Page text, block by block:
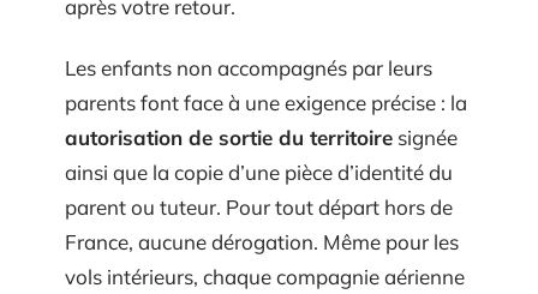
après votre retour.
Les enfants non accompagnés par leurs
parents font face à une exigence précise : la
autorisation de sortie du territoire signée
ainsi que la copie d’une pièce d’identité du
parent ou tuteur. Pour tout départ hors de
France, aucune dérogation. Même pour les
vols intérieurs, chaque compagnie aérienne